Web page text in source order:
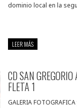
dominio local en la
LEER MÁS
CD SAN
FLETA 1
GALERIA